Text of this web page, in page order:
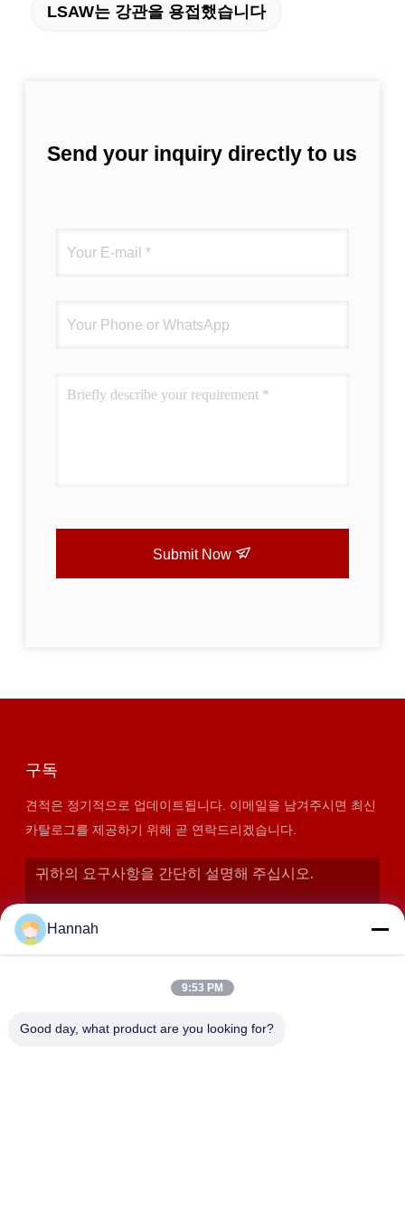
LSAW는 강관을 용접했습니다
Send your inquiry directly to us
Submit Now
구독
견적은 정기적으로 업데이트됩니다. 이메일을 남겨주시면 최신
카탈로그를 제공하기 위해 곧 연락드리겠습니다.
Hannah
9:53 PM
Good day, what product are you looking for?